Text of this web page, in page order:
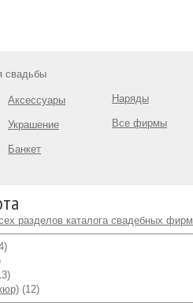
свадьбы
Аксессуары
Украшение
Банкет
Наряды
Все фирмы
разделов каталога свадебных фирм
(12)